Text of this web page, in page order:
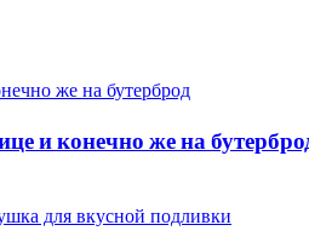
и конечно же на